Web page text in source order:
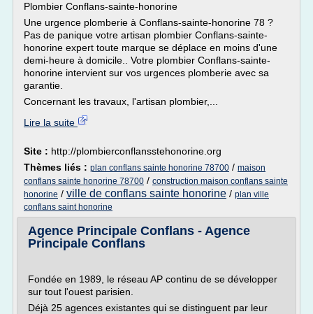
Plombier Conflans-sainte-honorine
Une urgence plomberie à Conflans-sainte-honorine 78 ?
Pas de panique votre artisan plombier Conflans-sainte-
honorine expert toute marque se déplace en moins d'une
demi-heure à domicile.. Votre plombier Conflans-sainte-
honorine intervient sur vos urgences plomberie avec sa
garantie.
Concernant les travaux, l'artisan plombier,...
Lire la suite
Site : http://plombierconflansstehonorine.org
Thèmes liés : plan conflans sainte honorine 78700 / maison
conflans sainte honorine 78700 / construction maison conflans sainte
honorine / ville de conflans sainte honorine / plan ville
conflans saint honorine
Agence Principale Conflans - Agence
Principale Conflans
Fondée en 1989, le réseau AP continu de se développer
sur tout l'ouest parisien.
Déjà 25 agences existantes qui se distinguent par leur